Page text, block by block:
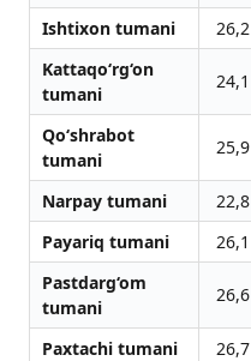
Ishtixon tumani
26,2
Kattaqo‘rg‘on
tumani
24,1
Qo‘shrabot
tumani
25,9
Narpay tumani 22,8
Payariq tumani
26,1
Pastdarg‘om
tumani
26,6
Paxtachi tumani 26,7